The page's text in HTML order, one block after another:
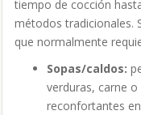
tiempo de cocción
métodos tradicionales.
que normalmente
Sopas/caldos:
verduras, carne
reconfortantes